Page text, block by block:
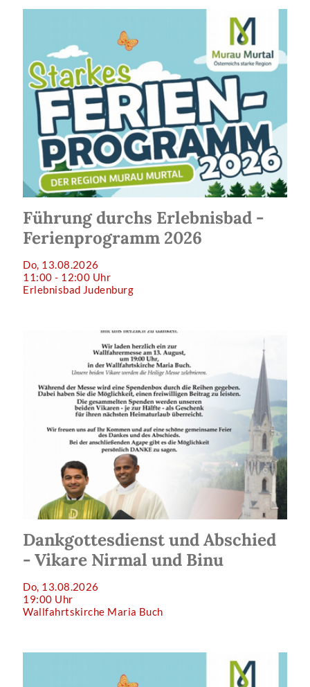
Führung durchs Erlebnisbad -
Ferienprogramm 2026
Do, 13.08.2026
11:00 - 12:00 Uhr
Erlebnisbad Judenburg
Dankgottesdienst und Abschied
- Vikare Nirmal und Binu
Do, 13.08.2026
19:00 Uhr
Wallfahrtskirche Maria Buch